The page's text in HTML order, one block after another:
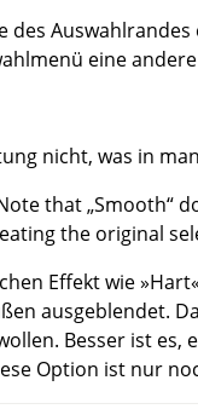
des
eine
nicht, was in
that„Smooth“
the original
Effekt wie
ausgeblendet.
Besser ist
Option ist nur